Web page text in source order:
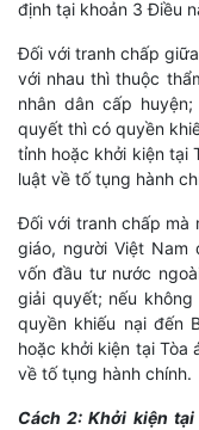
định tại khoản 3 Điều
Đối với tranh chấp
với nhau thì thuộc
nhân dân cấp
quyết thì có quyền
tỉnh hoặc khởi kiện tại
luật về tố tụng hành
Đối với tranh chấp mà
giáo, người Việt Nam
vốn đầu tư nước
giải quyết; nếu
quyền khiếu nại đến
hoặc khởi kiện tại Tòa
về tố tụng hành chính.
Cách 2: Khởi kiện